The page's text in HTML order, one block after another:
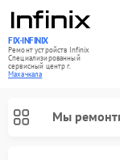
FIX-INFINIX
Ремонт устройств Infinix
Специализированный
cервисный центр г.
Махачкала
Мы